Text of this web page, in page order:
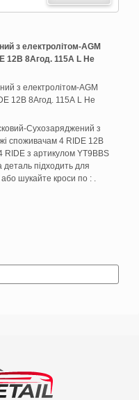
з електролітом-AGM
12В 8Агод. 115А L Не
з електролітом-AGM
12В 8Агод. 115А L Не
Сухозаряджений з
споживачам 4 RIDE 12В
RIDE з артикулом YT9BBS
деталь підходить для
шукайте кроси по : .